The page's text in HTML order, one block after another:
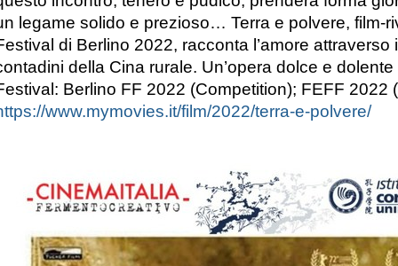
legame solido e prezioso… Terra e polvere, film-
di Berlino 2022, racconta l’amore attraverso
della Cina rurale. Un’opera dolce e
Berlino FF 2022 (Competition); FEFF 2022
www.mymovies.it/film/2022/terra-e-polvere/